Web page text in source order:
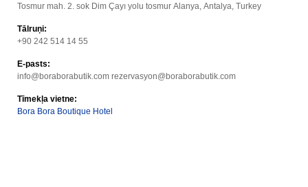
Tosmur mah. 2. sok Dim Çayı yolu tosmur Alanya, Antalya, Turkey
Tālruņi:
+90 242 514 14 55
E-pasts:
info@boraborabutik.com rezervasyon@boraborabutik.com
Tīmekļa vietne:
Bora Bora Boutique Hotel